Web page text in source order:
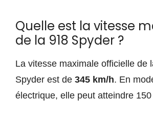
Quelle est la vitesse
de la 918 Spyder ?
La vitesse maximale officielle de
Spyder est de 345 km/h. En
électrique, elle peut atteindre